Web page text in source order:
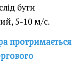
бути
5-10 м/с.
протримається